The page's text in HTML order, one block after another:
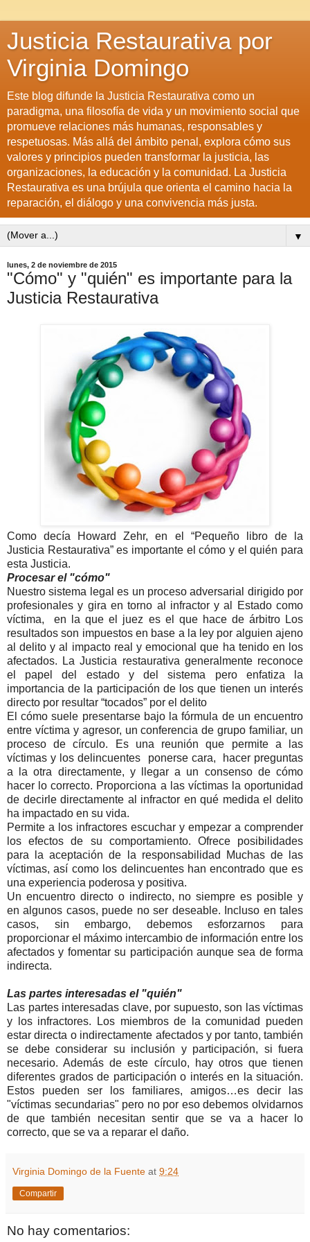
Justicia Restaurativa por
Virginia Domingo
Este blog difunde la Justicia Restaurativa como un
paradigma, una filosofía de vida y un movimiento social que
promueve relaciones más humanas, responsables y
respetuosas. Más allá del ámbito penal, explora cómo sus
valores y principios pueden transformar la justicia, las
organizaciones, la educación y la comunidad. La Justicia
Restaurativa es una brújula que orienta el camino hacia la
reparación, el diálogo y una convivencia más justa.
▼
lunes, 2 de noviembre de 2015
"Cómo" y "quién" es importante para la
Justicia Restaurativa
Como decía Howard Zehr, en el “Pequeño libro de la
Justicia Restaurativa” es importante el cómo y el quién para
esta Justicia.
Procesar el "cómo"
Nuestro sistema legal es un proceso adversarial dirigido por
profesionales y gira en torno al infractor y al Estado como
víctima, en la que el juez es el que hace de árbitro Los
resultados son impuestos en base a la ley por alguien ajeno
al delito y al impacto real y emocional que ha tenido en los
afectados. La Justicia restaurativa generalmente reconoce
el papel del estado y del sistema pero enfatiza la
importancia de la participación de los que tienen un interés
directo por resultar “tocados” por el delito
El cómo suele presentarse bajo la fórmula de un encuentro
entre víctima y agresor, un conferencia de grupo familiar, un
proceso de círculo. Es una reunión que permite a las
víctimas y los delincuentes ponerse cara, hacer preguntas
a la otra directamente, y llegar a un consenso de cómo
hacer lo correcto. Proporciona a las víctimas la oportunidad
de decirle directamente al infractor en qué medida el delito
ha impactado en su vida.
Permite a los infractores escuchar y empezar a comprender
los efectos de su comportamiento. Ofrece posibilidades
para la aceptación de la responsabilidad Muchas de las
víctimas, así como los delincuentes han encontrado que es
una experiencia poderosa y positiva.
Un encuentro directo o indirecto, no siempre es posible y
en algunos casos, puede no ser deseable. Incluso en tales
casos, sin embargo, debemos esforzarnos para
proporcionar el máximo intercambio de información entre los
afectados y fomentar su participación aunque sea de forma
indirecta.
Las partes interesadas el "quién"
Las partes interesadas clave, por supuesto, son las víctimas
y los infractores. Los miembros de
la comunidad pueden
estar directa o indirectamente afectados y por tanto, también
se debe considerar su inclusión y participación, si fuera
necesario. Además de este círculo, hay otros que tienen
diferentes grados de participación o interés en la situación.
Estos pueden ser los familiares, amigos…es decir las
"víctimas secundarias" pero no por eso debemos olvidarnos
de que también necesitan sentir que se va a hacer lo
correcto, que se va a reparar el daño.
Virginia Domingo de la Fuente at 9:24
Compartir
No hay comentarios: